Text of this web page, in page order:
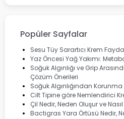
Lansinoh
Cebrolux
Dermoskin
Marvis
Rcfarma
Popüler Sayfalar
Sesu Tüy Sarartıcı Krem
Yaz Öncesi Yağ Yakımı:
Soğuk Algınlığı ve Grip
Çözüm Önerileri
Soğuk Algınlığından Korunma
Cilt Tipine göre Nemlendirici
Çil Nedir, Neden Oluşur ve
Bactigras Yara Örtüsü Nedir,